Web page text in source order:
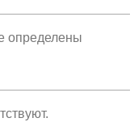
определены